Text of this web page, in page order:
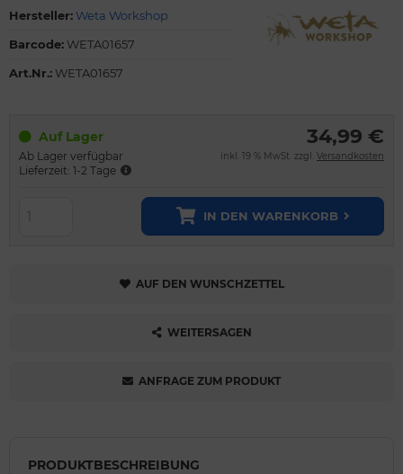
Hersteller: Weta Workshop
Barcode: WETA01657
Art.Nr.: WETA01657
Auf Lager
Ab Lager verfügbar
Lieferzeit: 1-2 Tage
34,99 €
inkl. 19 % MwSt. zzgl. Versandkosten
IN DEN WARENKORB
AUF DEN WUNSCHZETTEL
WEITERSAGEN
ANFRAGE ZUM PRODUKT
PRODUKTBESCHREIBUNG